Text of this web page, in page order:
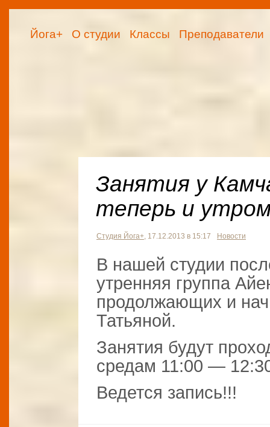
Йога+ О студии Классы Преподаватели
Занятия у
теперь и
Студия Йога+ , 17.12.2013 в 15:17 Новости
В нашей студии
утренняя группа
продолжающих и
Татьяной.
Занятия будут
средам 11:00 —
Ведется запись!!!